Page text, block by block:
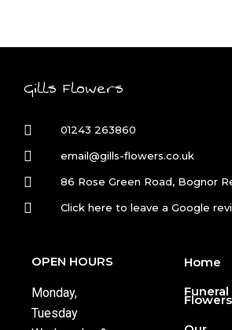
Gills Flowers
01243 263860
email@gills-flowers.co.uk
86 Rose Green Road, Bognor
Click here to leave a Google
OPEN HOURS
Monday,
Tuesday
Home
Funeral
Flowers